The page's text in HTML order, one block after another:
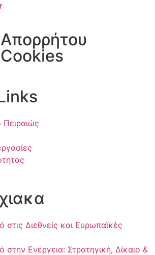
Πειραιώς
στις Διεθνείς και Ευρωπαϊκές
στην Ενέργεια: Στρατηγική, Δίκαιο &